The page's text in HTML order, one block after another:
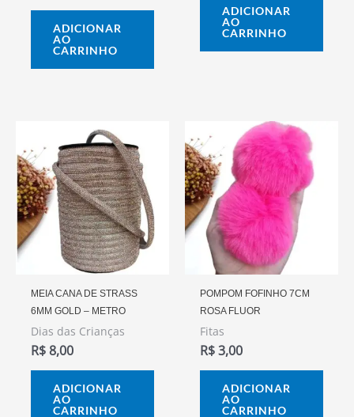
ADICIONAR
AO
CARRINHO
ADICIONAR
AO
CARRINHO
MEIA CANA DE STRASS
6MM GOLD – METRO
Dias das Crianças
R$8,00
ADICIONAR
AO
CARRINHO
POMPOM FOFINHO 7CM
ROSA FLUOR
Fitas
R$3,00
ADICIONAR
AO
CARRINHO